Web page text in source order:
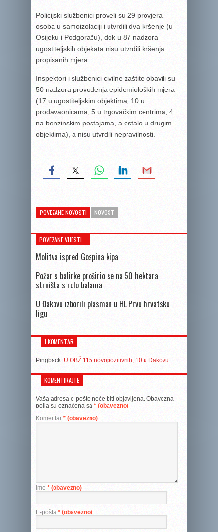
Policijski službenici proveli su 29 provjera
osoba u samoizolaciji i utvrdili dva kršenje (u
Osijeku i Podgoraču), dok u 87 nadzora
ugostiteljskih objekata nisu utvrdili kršenja
propisanih mjera.
Inspektori i službenici civilne zaštite obavili su
50 nadzora provođenja epidemioloških mjera
(17 u ugostiteljskim objektima, 10 u
prodavaonicama, 5 u trgovačkim centrima, 4
na benzinskim postajama, a ostalo u drugim
objektima), a nisu utvrdili nepravilnosti.
POVEZANE NOVOSTI NOVOST
POVEZANE VIJESTI...
Molitva ispred Gospina kipa
Požar s balirke proširio se na 50 hektara
strništa s rolo balama
U Đakovu izborili plasman u HL Prvu hrvatsku
ligu
1 KOMENTAR
Pingback: U OBŽ 115 novopozitivnih, 10 u Đakovu
KOMENTIRAJTE
Vaša adresa e-pošte neće biti objavljena. Obavezna
polja su označena sa * (obavezno)
Komentar * (obavezno)
Ime * (obavezno)
E-pošta * (obavezno)